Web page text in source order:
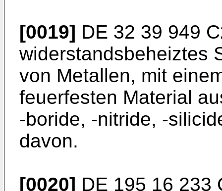
[0019] DE 32 39 949
widerstandsbeheiztes
von Metallen, mit
feuerfesten Material
-boride, -nitride, -
davon.
[0020] DE 195 16 233